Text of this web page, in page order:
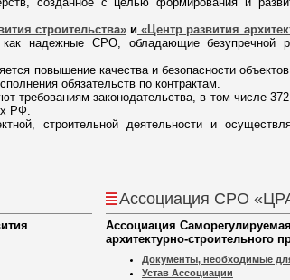
строительства»и «Центр развития
надежные СРО, обладающие безупречной
повышение качества и безопасности
обязательств по контрактам.
законодательства, в том числе
РФ.
строительной деятельности и
Ассоциация СРО
Ассоциация
архитектурно-строительного
Документы, необходимые
Устав Ассоциации